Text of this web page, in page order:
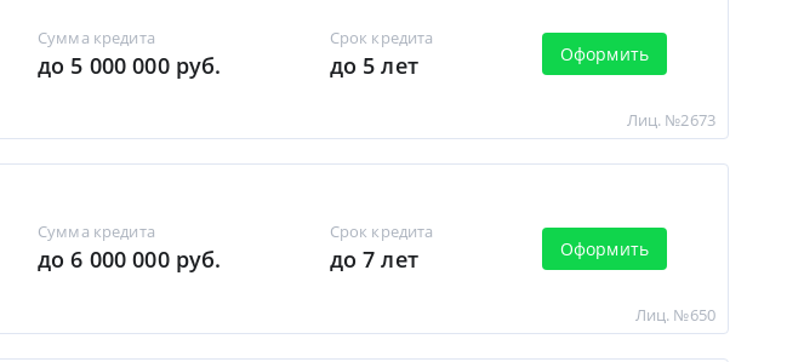
Сумма кредита
до 5 000 000 руб.
Срок кредита
до 5 лет Оформить
Лиц. №2673
Сумма кредита
до 6 000 000 руб.
Срок кредита
до 7 лет Оформить
Лиц. №650